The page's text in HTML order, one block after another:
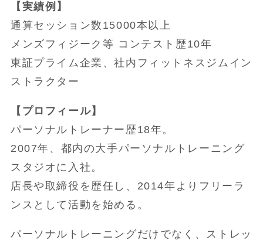
【実績例】
通算セッション数15000本以上
メンズフィジーク等 コンテスト歴10年
東証プライム企業、社内フィットネスジムイン
ストラクター
【プロフィール】
パーソナルトレーナー歴18年。
2007年、都内の大手パーソナルトレーニング
スタジオに入社。
店長や取締役を歴任し、2014年よりフリーラ
ンスとして活動を始める。
パーソナルトレーニングだけでなく、ストレッ